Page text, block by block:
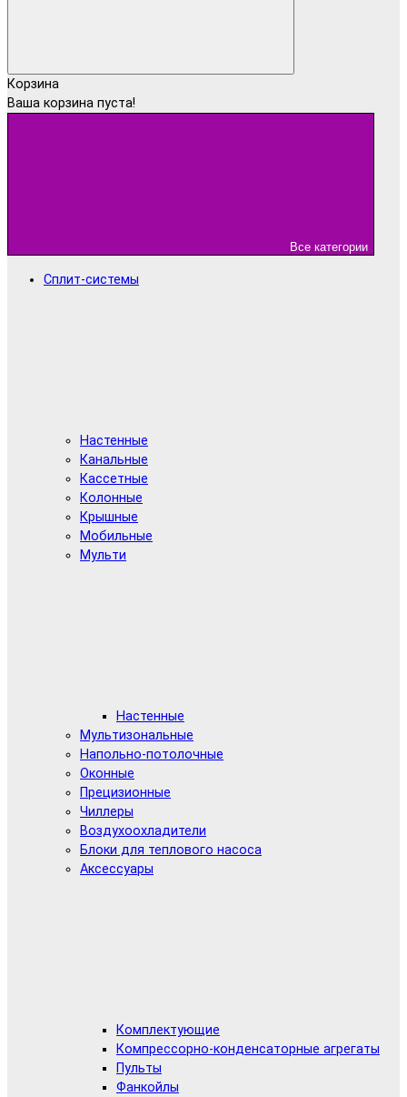
Корзина
Ваша корзина пуста!
Все категории
Сплит-системы
Настенные
Канальные
Кассетные
Колонные
Крышные
Мобильные
Мульти
Настенные
Мультизональные
Напольно-потолочные
Оконные
Прецизионные
Чиллеры
Воздухоохладители
Блоки для теплового насоса
Аксессуары
Комплектующие
Компрессорно-конденсаторные агрегаты
Пульты
Фанкойлы